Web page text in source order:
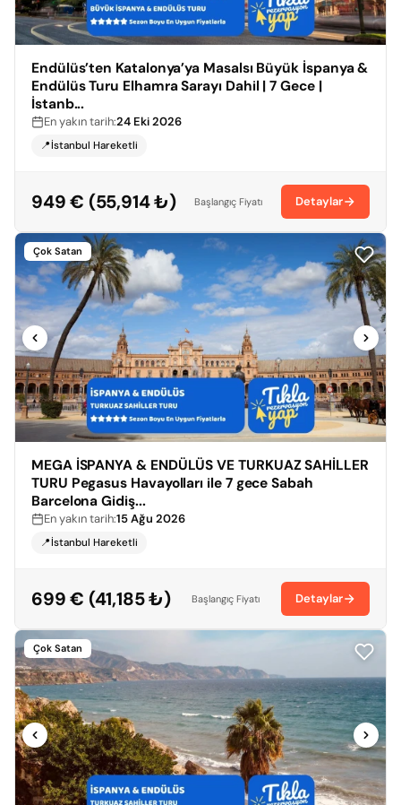
Endülüs’ten Katalonya’ya Masalsı Büyük İspanya &
Endülüs Turu Elhamra Sarayı Dahil | 7 Gece |
İstanb...
En yakın tarih:24 Eki 2026
📍İstanbul Hareketli
949 € (55,914 ₺) Başlangıç Fiyatı Detaylar
Çok Satan
MEGA İSPANYA & ENDÜLÜS VE TURKUAZ SAHİLLER
TURU Pegasus Havayolları ile 7 gece Sabah
Barcelona Gidiş...
En yakın tarih:15 Ağu 2026
📍İstanbul Hareketli
699 € (41,185 ₺) Başlangıç Fiyatı Detaylar
Çok Satan